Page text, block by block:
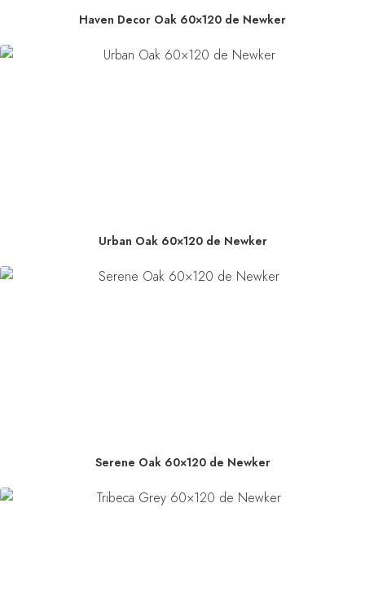
Haven Decor Oak 60×120 de Newker
Urban Oak 60×120 de Newker
Serene Oak 60×120 de Newker